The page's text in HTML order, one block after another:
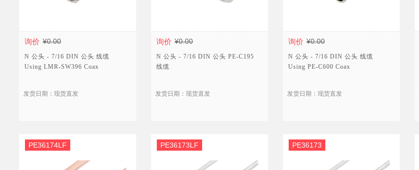
相位微调器
短路器
负载端子
询价 ¥0.00
N 公头 - 7/16 DIN 公头 线缆
Using LMR-SW396 Coax
发货日期：现货直发
询价 ¥0.00
N 公头 - 7/16 DIN 公头 PE-C195
线缆
发货日期：现货直发
询价 ¥0.00
N 公头 - 7/16 DIN 公头 线缆
Using PE-C600 Coax
发货日期：现货直发
PE36174LF PE36173LF PE36173